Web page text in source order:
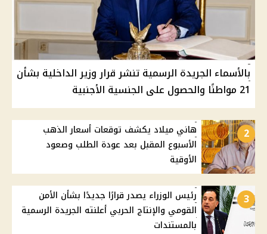
بالأسماء الجريدة الرسمية تنشر قرار وزير الداخلية بشأن
21 مواطنًا والحصول على الجنسية الأجنبية
2
هاني ميلاد يكشف توقعات أسعار الذهب
الأسبوع المقبل بعد عودة الطلب وصعود
الأوقية
3
رئيس الوزراء يصدر قرارًا جديدًا بشأن الأمن
القومي والإنتاج الحربي أعلنته الجريدة الرسمية
بالمستندات